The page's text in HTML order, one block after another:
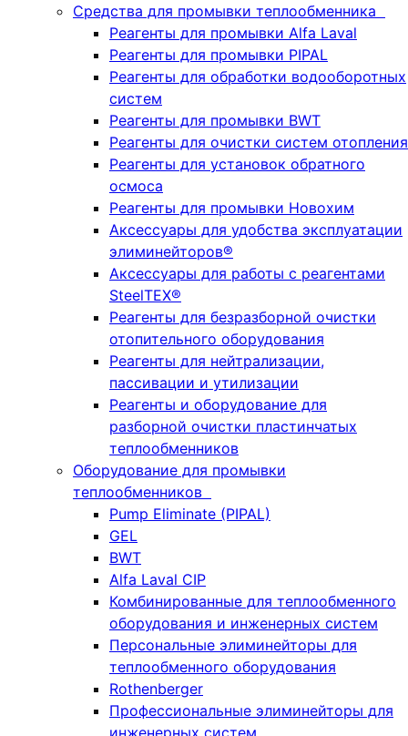
Средства для промывки теплообменника
Реагенты для промывки Alfa Laval
Реагенты для промывки PIPAL
Реагенты для обработки водооборотных
систем
Реагенты для промывки BWT
Реагенты для очистки систем отопления
Реагенты для установок обратного
осмоса
Реагенты для промывки Новохим
Аксессуары для удобства эксплуатации
элиминейторов®
Аксессуары для работы с реагентами
SteelTEX®
Реагенты для безразборной очистки
отопительного оборудования
Реагенты для нейтрализации,
пассивации и утилизации
Реагенты и оборудование для
разборной очистки пластинчатых
теплообменников
Оборудование для промывки
теплообменников
Pump Eliminate (PIPAL)
GEL
BWT
Alfa Laval CIP
Комбинированные для теплообменного
оборудования и инженерных систем
Персональные элиминейторы для
теплообменного оборудования
Rothenberger
Профессиональные элиминейторы для
инженерных систем